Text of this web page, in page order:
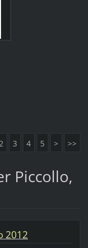
2 3 4 5 > >>
Piccollo,
2012